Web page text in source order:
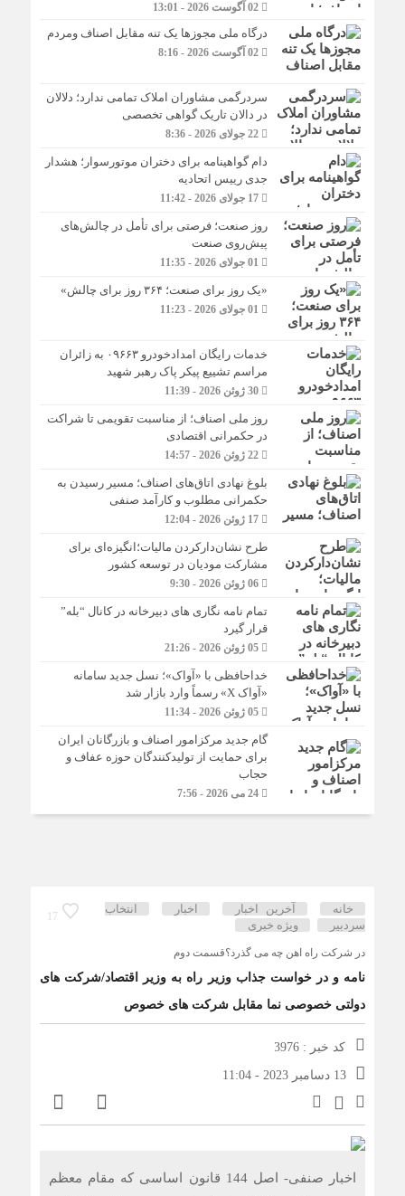
17
خانه آخرین اخبار اخبار
انتخاب
سردبیر
ویژه خبری
در شرکت راه اهن چه می گذرد؟قسمت دوم
نامه و در خواست جذاب وزیر راه به وزیر اقتصاد/شرکت های
دولتی خصوصی نما مقابل شرکت های خصوص
کد خبر : 3976
13 دسامبر 2023 - 11:04
اخبار صنفی- اصل 144 قانون اساسی که مقام معظم
02 آگوست 2026 - 13:01
درگاه ملی مجوزها یک تنه مقابل اصناف ومردم
02 آگوست 2026 - 8:16
سردرگمی مشاوران املاک تمامی ندارد؛ دلالان
در دالان تاریک گواهی تخصصی
22 جولای 2026 - 8:36
دام گواهینامه برای دختران موتورسوار؛ هشدار
جدی رییس اتحادیه
17 جولای 2026 - 11:42
روز صنعت؛ فرصتی برای تأمل در چالش‌های
پیش‌روی صنعت
«یک روز برای صنعت؛ ۳۶۴ روز برای چالش»
خدمات رایگان امدادخودرو ۰۹۶۶۳ به زائران
مراسم تشییع پیکر پاک رهبر شهید
30 ژوئن 2026 - 11:39
روز ملی اصناف؛ از مناسبت تقویمی تا شراکت
در حکمرانی اقتصادی
22 ژوئن 2026 - 14:57
بلوغ نهادی اتاق‌های اصناف؛ مسیر رسیدن به
حکمرانی مطلوب و کارآمد صنفی
17 ژوئن 2026 - 12:04
طرح نشان‌دارکردن مالیات؛انگیزه‌ای برای
مشارکت مودیان در توسعه کشور
06 ژوئن 2026 - 9:30
تمام نامه نگاری های دبیرخانه در کانال “بله”
قرار گیرد
05 ژوئن 2026 - 21:26
خداحافظی با «آواک»؛ نسل جدید سامانه
«آواک X» رسماً وارد بازار شد
05 ژوئن 2026 - 11:34
گام جدید مرکزامور اصناف و بازرگانان ایران
برای حمایت از تولیدکنندگان حوزه عفاف و
حجاب
24 می 2026 - 7:56